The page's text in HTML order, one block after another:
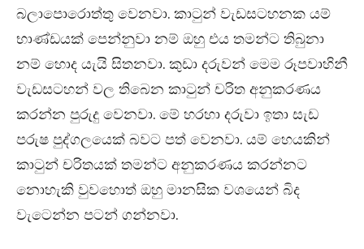
බලාපොරොත්තු වෙනවා. කාටුන් වැඩසටහනක යම්
භාණ්ඩයක් පෙන්නුවා නම් ඔහු එය තමන්ට තිබුනා
නම් හොද යැයි සිතනවා. කුඩා දරුවන් මෙම රූපවාහිනී
වැඩසටහන් වල තිබෙන කාටුන් චරිත අනුකරණය
කරන්න පුරුදු වෙනවා. මේ හරහා දරුවා ඉතා සැඩ
පරුෂ පුද්ගලයෙක් බවට පත් වෙනවා. යම් හෙයකින්
කාටුන් චරිතයක් තමන්ට අනුකරණය කරන්නට
නොහැකි වුවහොත් ඔහු මානසික වශයෙන් බිද
වැටෙන්න පටන් ගන්නවා.